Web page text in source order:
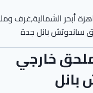
أبحر الشمالية,غرف
ساندوتش بانل جدة
خارجي
بانل